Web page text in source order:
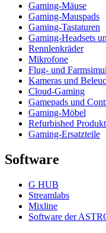
Gaming-Mäuse
Gaming-Mauspads
Gaming-Tastaturen
Gaming-Headsets
Rennlenkräder
Mikrofone
Flug- und
Kameras und
Cloud-Gaming
Gamepads und
Gaming-Möbel
Refurbished
Gaming-Ersatzteile
Software
G HUB
Streamlabs
Mixline
Software der